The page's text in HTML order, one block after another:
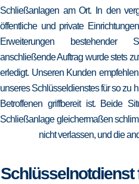
Schließanlagen am Ort. In den
öffentliche und private
Erweiterungen bestehender
anschließende Auftrag wurde stets
erledigt. Unseren Kunden
unseres Schlüsseldienstes für so zu
Betroffenen griffbereit ist. Beide
Schließanlage gleichermaßen
nicht verlassen, und die
Schlüsselnotdienst